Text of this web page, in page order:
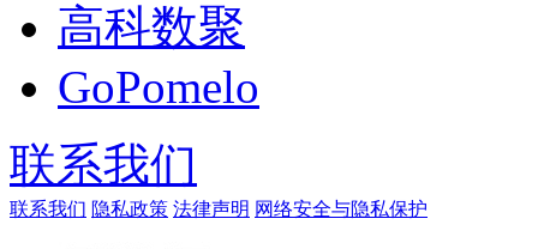
高科数聚
GoPomelo
联系我们
联系我们 隐私政策 法律声明 网络安全与隐私保护